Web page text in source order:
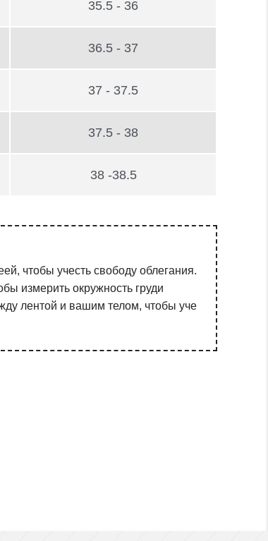
35.5 - 36
36.5 - 37
37 - 37.5
37.5 - 38
38 -38.5
чтобы учесть свободу облегания.
измерить окружность груди
лентой и вашим телом, чтобы уче